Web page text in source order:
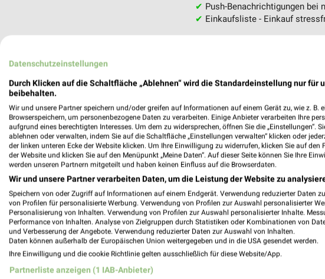
✔ Push-Benachrichtigungen bei
✔ Einkaufsliste - Einkauf
ZOO & Co. Osterode
Herzberger Str. 59
37520 Osterode
Datenschutzeinstellungen
Durch Klicken auf die Schaltfläche „Ablehnen“ wird die Standardeinstellung nur für
beibehalten.
Wir und unsere Partner speichern und/oder greifen auf Informationen auf einem Gerät zu, wie z. B.
Browserspeichern, um personenbezogene Daten zu verarbeiten. Einige Anbieter verarbeiten Ihre
aufgrund eines berechtigten Interesses. Um dem zu widersprechen, öffnen Sie die „Einstellungen“.
ablehnen oder verwalten, indem Sie auf die Schaltfläche „Einstellungen verwalten“ klicken oder
der linken unteren Ecke der Website klicken. Um Ihre Einwilligung zu widerrufen, klicken Sie auf
der Website und klicken Sie auf den Menüpunkt „Meine Daten“. Auf dieser Seite können Sie Ihre
werden unseren Partnern mitgeteilt und haben keinen Einfluss auf die Browserdaten.
Wir und unsere Partner verarbeiten Daten, um die Leistung der Website zu
Speichern von oder Zugriff auf Informationen auf einem Endgerät. Verwendung reduzierter Daten
von Profilen für personalisierte Werbung. Verwendung von Profilen zur Auswahl personalisierter
Personalisierung von Inhalten. Verwendung von Profilen zur Auswahl personalisierter Inhalte.
Performance von Inhalten. Analyse von Zielgruppen durch Statistiken oder Kombinationen von
und Verbesserung der Angebote. Verwendung reduzierter Daten zur Auswahl von Inhalten.
Daten können außerhalb der Europäischen Union weitergegeben und in die USA gesendet werden.
Ihre Einwilligung und die cookie Richtlinie gelten ausschließlich für diese Website/App.
Partnerliste anzeigen (1 IAB-Anbieter)